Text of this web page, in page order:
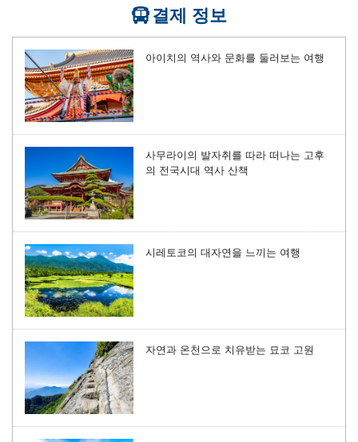
결제 정보
아이치의 역사와 문화를 둘러보는 여행
사무라이의 발자취를 따라 떠나는 고후
의 전국시대 역사 산책
시레토코의 대자연을 느끼는 여행
자연과 온천으로 치유받는 묘코 고원